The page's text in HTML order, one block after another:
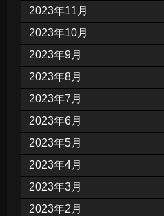
2023年11月
2023年10月
2023年9月
2023年8月
2023年7月
2023年6月
2023年5月
2023年4月
2023年3月
2023年2月